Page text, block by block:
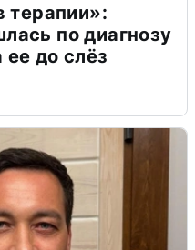
терапии»:
по диагнозу
до слёз